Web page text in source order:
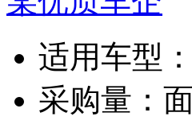
适用车型：
采购量：